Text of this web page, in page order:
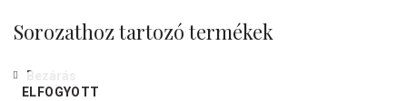
Sorozathoz tartozó termékek
ELFOGYOTT
Bezárás